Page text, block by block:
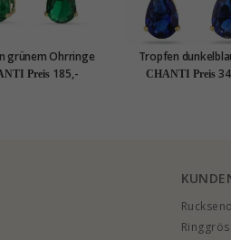
grünem Ohrringe
Karat Gold mit
Preis 185,-
Tropfen
Goldohrringe in 14
CHANTI Preis